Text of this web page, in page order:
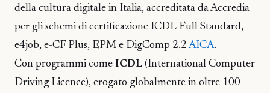
della cultura digitale in Italia, accreditata da Accredia
per gli schemi di certificazione ICDL Full Standard,
e4job, e-CF Plus, EPM e DigComp 2.2 AICA.
Con programmi come ICDL (International Computer
Driving Licence), erogato globalmente in oltre 100